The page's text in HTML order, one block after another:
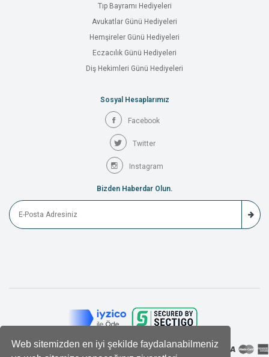
Web sitemizden en iyi şekilde faydalanabilmeniz
Tıp Bayramı Hediyeleri
Avukatlar Günü Hediyeleri
Hemşireler Günü Hediyeleri
Eczacılık Günü Hediyeleri
Diş Hekimleri Günü Hediyeleri
Sosyal Hesaplarımız
Facebook
Twitter
Instagram
Bizden Haberdar Olun.